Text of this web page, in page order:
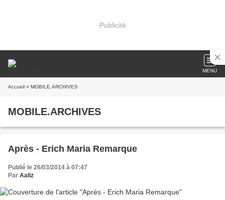
Publicité
MENU
Accueil » MOBILE.ARCHIVES
MOBILE.ARCHIVES
Après - Erich Maria Remarque
Publié le 26/03/2014 à 07:47
Par Aaliz